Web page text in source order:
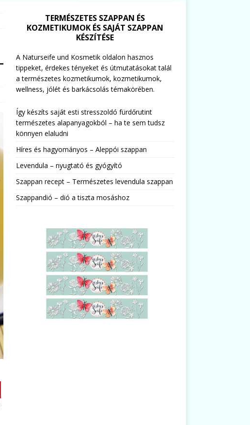
TERMÉSZETES SZAPPAN ÉS
KOZMETIKUMOK ÉS SAJÁT SZAPPAN
KÉSZÍTÉSE
A Naturseife und Kosmetik oldalon hasznos
tippeket, érdekes tényeket és útmutatásokat talál
a természetes kozmetikumok, kozmetikumok,
wellness, jólét és barkácsolás témakörében.
Így készíts saját esti stresszoldó fürdőrutint
természetes alapanyagokból – ha te sem tudsz
könnyen elaludni
Híres és hagyományos – Aleppói szappan
Levendula – nyugtató és gyógyító
Szappan recept – Természetes levendula szappan
Szappandió – dió a tiszta mosáshoz